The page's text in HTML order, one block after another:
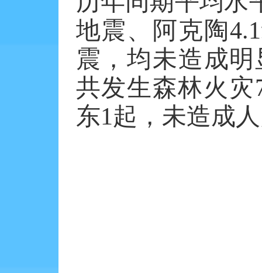
地震、阿克陶4.1
震，均未造成
共发生森林火灾
东1起，未造成